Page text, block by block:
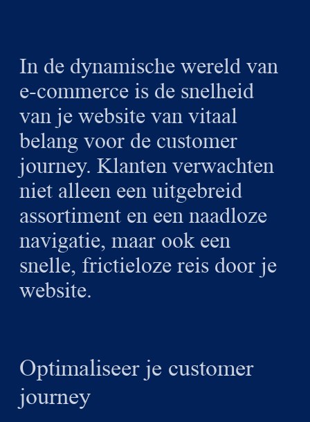
In de dynamische wereld van
e-commerce is de snelheid
van je website van vitaal
belang voor de customer
journey. Klanten verwachten
niet alleen een uitgebreid
assortiment en een naadloze
navigatie, maar ook een
snelle, frictieloze reis door je
website.
Optimaliseer je customer
journey